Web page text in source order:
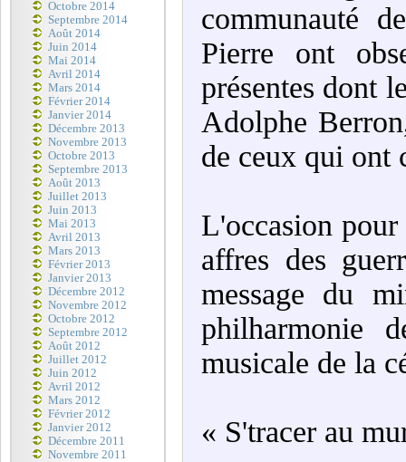
Octobre 2014
Septembre 2014
Août 2014
Juin 2014
Mai 2014
Avril 2014
Mars 2014
Février 2014
Janvier 2014
Décembre 2013
Novembre 2013
Octobre 2013
Septembre 2013
Août 2013
Juillet 2013
Juin 2013
Mai 2013
Avril 2013
Mars 2013
Février 2013
Janvier 2013
Décembre 2012
Novembre 2012
Octobre 2012
Septembre 2012
Août 2012
Juillet 2012
Juin 2012
Avril 2012
Mars 2012
Février 2012
Janvier 2012
Décembre 2011
Novembre 2011
communauté
Pierre ont
présentes dont
Adolphe
de ceux qui ont
L'occasion
affres des
message du
philharmonie
musicale de la
« S'tracer au